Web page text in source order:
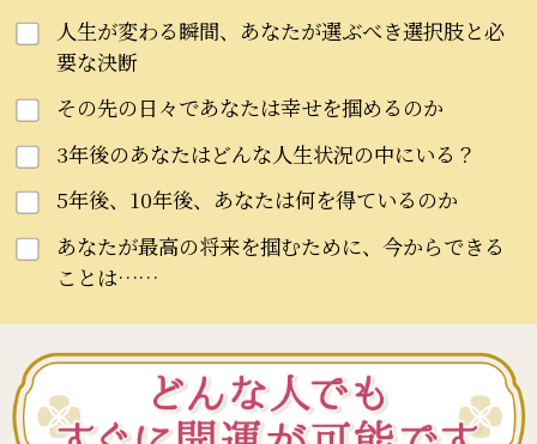
人生が変わる瞬間、あなたが選ぶべき選択肢と必
要な決断
その先の日々であなたは幸せを掴めるのか
3年後のあなたはどんな人生状況の中にいる？
5年後、10年後、あなたは何を得ているのか
あなたが最高の将来を掴むために、今からできる
ことは……